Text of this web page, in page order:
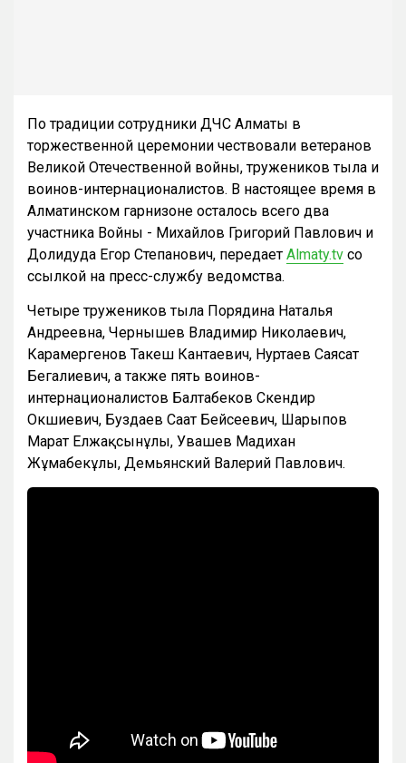
По традиции сотрудники ДЧС Алматы в
торжественной церемонии чествовали ветеранов
Великой Отечественной войны, тружеников тыла и
воинов-интернационалистов. В настоящее время в
Алматинском гарнизоне осталось всего два
участника Войны - Михайлов Григорий Павлович и
Долидуда Егор Степанович, передает Almaty.tv со
ссылкой на пресс-службу ведомства.
Четыре тружеников тыла Порядина Наталья
Андреевна, Чернышев Владимир Николаевич,
Карамергенов Такеш Кантаевич, Нуртаев Саясат
Бегалиевич, а также пять воинов-
интернационалистов Балтабеков Скендир
Окшиевич, Буздаев Сағат Бейсеевич, Шарыпов
Марат Елжақсынұлы, Увашев Мадихан
Жұмабекұлы, Демьянский Валерий Павлович.